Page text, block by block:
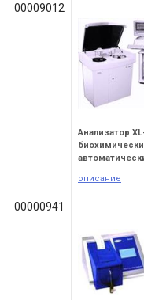
00009012
Анализатор
описание
00000941